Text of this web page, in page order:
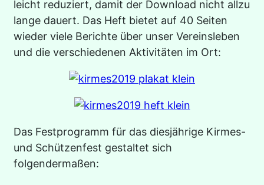
leicht reduziert, damit der Download nicht allzu
lange dauert. Das Heft bietet auf 40 Seiten
wieder viele Berichte über unser Vereinsleben
und die verschiedenen Aktivitäten im Ort:
Das Festprogramm für das diesjährige Kirmes-
und Schützenfest gestaltet sich
folgendermaßen: